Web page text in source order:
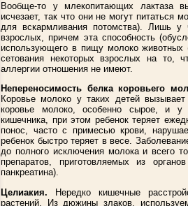
Вообще-то у млекопитающих лактаза
исчезает, так что они не могут питаться
для вскармливания потомства). Лишь у
взрослых, причем эта способность
использующего в пищу молоко
сетования некоторых взрослых на то,
аллергии отношения не имеют.
Непереносимость белка коровьего
Коровье молоко у таких детей
коровье молоко, особенно сырое, и у
кишечника, при этом ребенок теряет
понос, часто с примесью крови,
ребенок быстро теряет в весе.
до полного исключения молока и всего
препаратов, приготовляемых из
панкреатина).
Целиакия. Нередко кишечные
растений. Из дюжины злаков,